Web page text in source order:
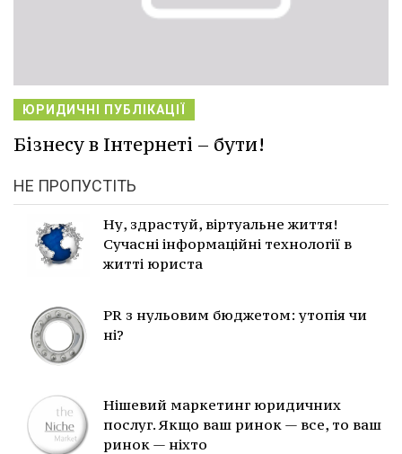
ЮРИДИЧНІ ПУБЛІКАЦІЇ
Бізнесу в Інтернеті – бути!
НЕ ПРОПУСТІТЬ
Ну, здрастуй, віртуальне життя!
Сучасні інформаційні технології в
житті юриста
PR з нульовим бюджетом: утопія чи
ні?
Нішевий маркетинг юридичних
послуг. Якщо ваш ринок — все, то ваш
ринок — ніхто